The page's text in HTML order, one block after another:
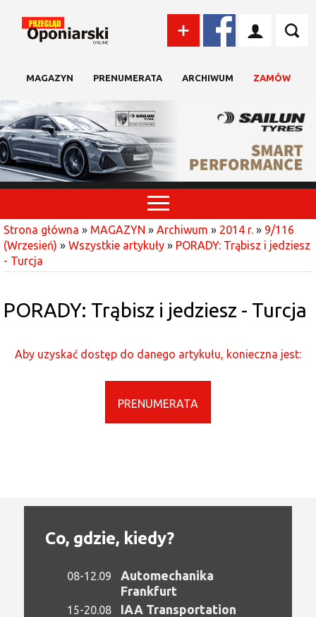
MAGAZYN PRENUMERATA ARCHIWUM ZAMÓW
Strona główna » MAGAZYN » Archiwum » 2014 r. » 9/116
(Wrzesień) » Wszystkie artykuły » PORADY: Trąbisz i jedziesz
- Turcja
PORADY: Trąbisz i jedziesz - Turcja
Aby uzyskać dostęp do danego artykułu, konieczna jest:
PRENUMERATA
Co, gdzie, kiedy?
08-12.09
Automechanika
Frankfurt
15-20.08 IAA Transportation